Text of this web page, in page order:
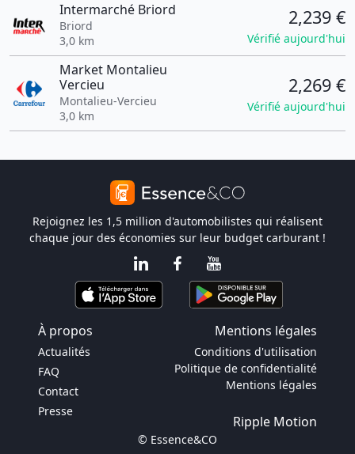
Intermarché Briord
Briord
3,0 km
2,239 €
Vérifié aujourd'hui
Market Montalieu
Vercieu
Montalieu-Vercieu
3,0 km
2,269 €
Vérifié aujourd'hui
Rejoignez les 1,5 million d'automobilistes qui réalisent
chaque jour des économies sur leur budget carburant !
À propos Mentions légales
Actualités
FAQ
Contact
Presse
Conditions d'utilisation
Politique de confidentialité
Mentions légales
Ripple Motion
© Essence&CO